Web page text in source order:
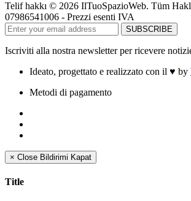
Telif hakkı © 2026 IlTuoSpazioWeb. Tüm
07986541006 - Prezzi esenti IVA
Iscriviti alla nostra newsletter per ricevere
Ideato, progettato e realizzato con il ♥ by
Metodi di pagamento
× Close Bildirimi Kapat
Title